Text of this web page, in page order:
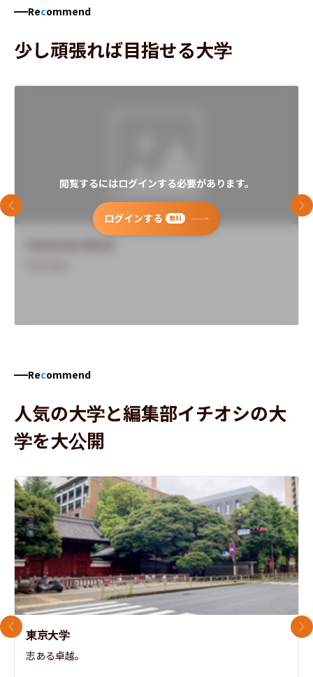
Recommend
少し頑張れば目指せる大学
閲覧するにはログインする必要があります。
ログインする 無料
前のスライド 次
Recommend
人気の大学と編集部イチオシの大
学を大公開
東京大学
志ある卓越。
前のスライド 次